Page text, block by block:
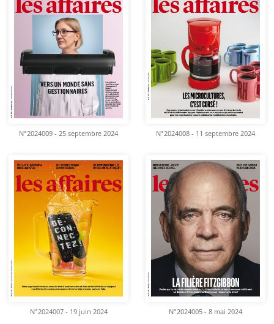
N°2024009 - 25 septembre 2024 N°2024008 - 11 septembre 2024
N°2024007 - 19 juin 2024 N°2024005 - 8 mai 2024